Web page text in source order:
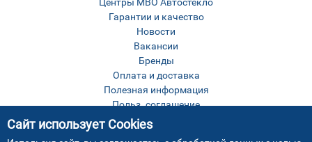
Гарантии и качество
Новости
Вакансии
Бренды
Оплата и доставка
Полезная информация
Польз. соглашение
Оставить отзыв
Сайт использует Cookies